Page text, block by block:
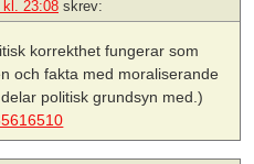
kl. 23:08 skrev:
korrekthet fungerar som
och fakta med moraliserande
politisk grundsyn med.)